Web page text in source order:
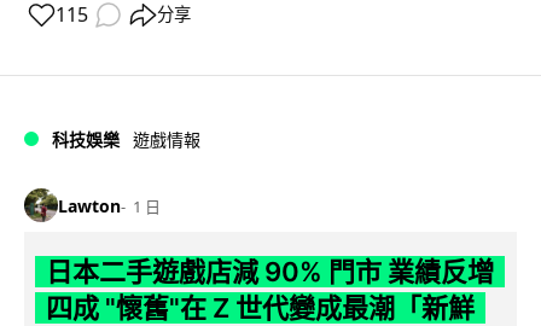
115 分享
科技娛樂 遊戲情報
Lawton 1 日
日本二手遊戲店減 90% 門市 業績反增
四成 "懷舊"在 Z 世代變成最潮「新鮮